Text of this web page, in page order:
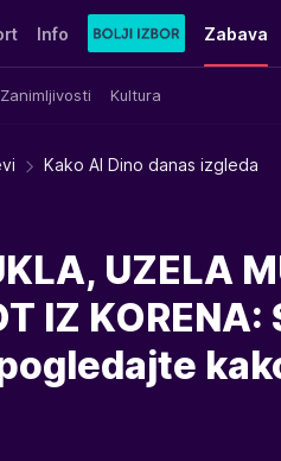
Info Zabava
Zanimljivosti Kultura
Kako Al Dino danas izgleda
UZELA
IZ